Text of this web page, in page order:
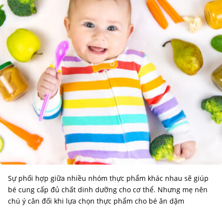
Sự phối hợp giữa nhiều nhóm thực phẩm khác nhau sẽ giúp
bé cung cấp đủ chất dinh dưỡng cho cơ thể. Nhưng mẹ nên
chú ý cân đối khi lựa chọn thực phẩm cho bé ăn dặm